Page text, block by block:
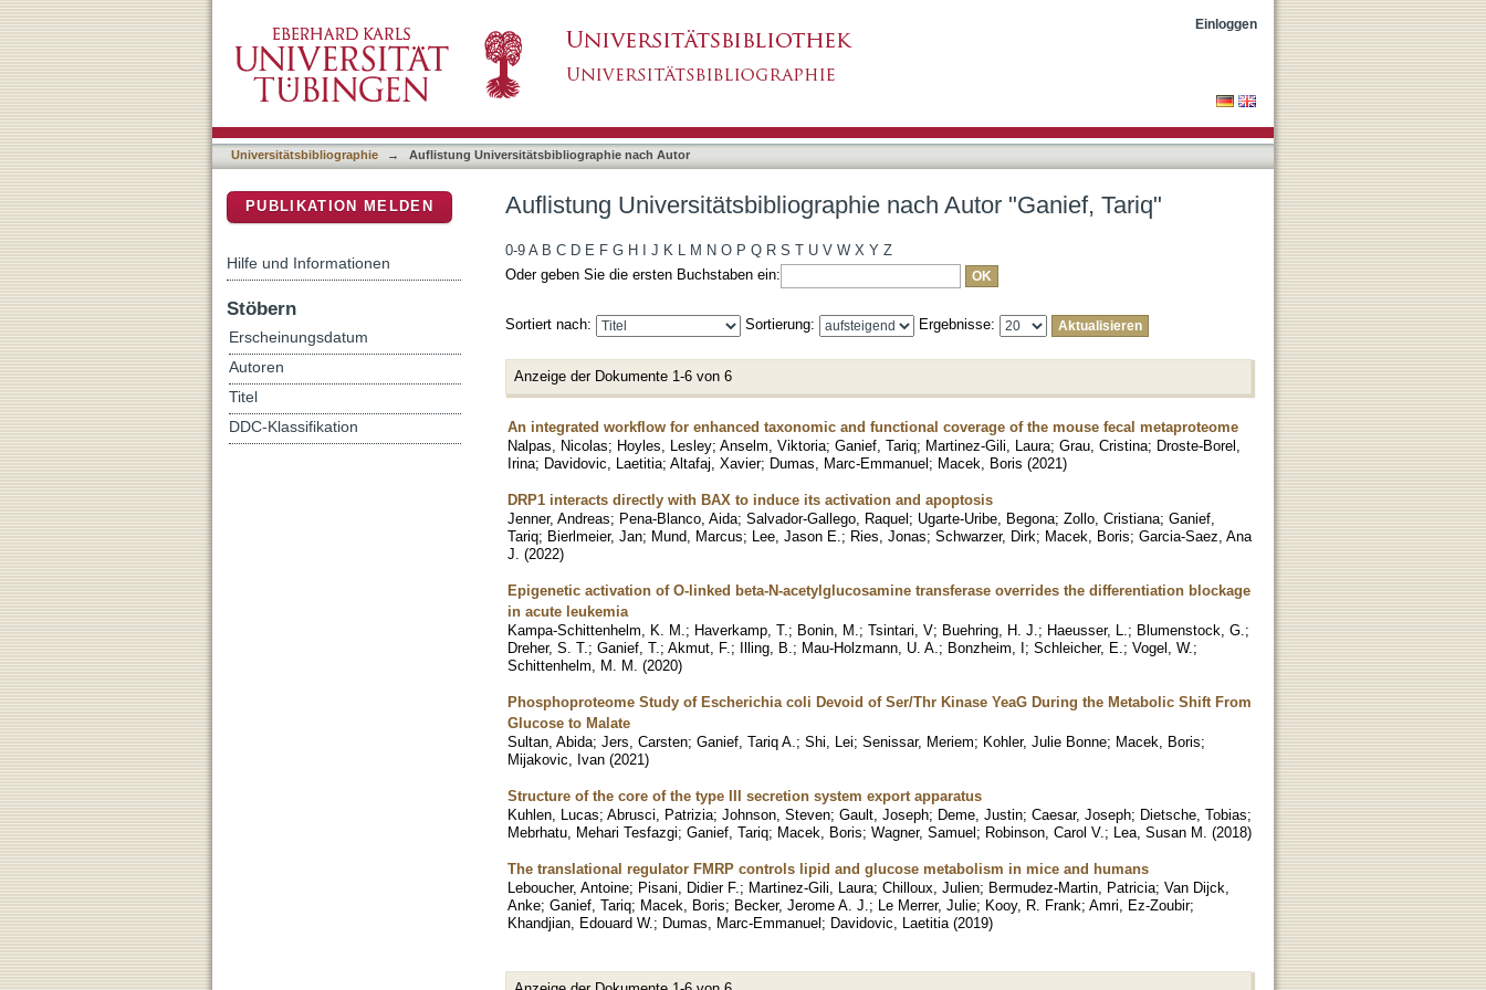
Einloggen
Universitätsbibliographie → Auflistung Universitätsbibliographie nach Autor
Auflistung Universitätsbibliographie nach Autor "Ganief, Tariq"
0-9 A B C D E F G H J K L M N O P Q R S T U V W X Y Z
Oder geben Sie die ersten Buchstaben ein:
Sortiert nach: Sortierung: Ergebnisse:
Anzeige der Dokumente 1-6 von 6
An integrated workflow for enhanced taxonomic and functional coverage of the mouse fecal metaproteome
Nalpas, Nicolas; Hoyles, Lesley; Anselm, Viktoria; Ganief, Tariq; Martinez-Gili, Laura; Grau, Cristina; Droste-Borel,
Irina; Davidovic, Laetitia; Altafaj, Xavier; Dumas, Marc-Emmanuel; Macek, Boris (2021)
DRP1 interacts directly with BAX to induce its activation and apoptosis
Jenner, Andreas; Pena-Blanco, Aida; Salvador-Gallego, Raquel; Ugarte-Uribe, Begona; Zollo, Cristiana; Ganief,
Tariq; Bierlmeier, Jan; Mund, Marcus; Lee, Jason E. ; Ries, Jonas; Schwarzer, Dirk; Macek, Boris; Garcia-Saez, Ana
J. (2022)
Epigenetic activation of O-linked beta-N-acetylglucosamine transferase overrides the differentiation blockage
in acute leukemia
Kampa-Schittenhelm, K. M. ; Haverkamp, T. ; Bonin, M. ; Tsintari, V; Buehring, H. J. ; Haeusser, L. ; Blumenstock, G. ;
Dreher, S. T. ; Ganief, T. ; Akmut, F. ; Illing, B. ; Mau-Holzmann, U. A. ; Bonzheim, I; Schleicher, E. ; Vogel, W. ;
Schittenhelm, M. M. (2020)
Phosphoproteome Study of Escherichia coli Devoid of Ser/Thr Kinase YeaG During the Metabolic Shift From
Glucose to Malate
Sultan, Abida; Jers, Carsten; Ganief, Tariq A. ; Shi, Lei; Senissar, Meriem; Kohler, Julie Bonne; Macek, Boris;
Mijakovic, Ivan (2021)
Structure of the core of the type III secretion system export apparatus
Kuhlen, Lucas; Abrusci, Patrizia; Johnson, Steven; Gault, Joseph; Deme, Justin; Caesar, Joseph; Dietsche, Tobias;
Mebrhatu, Mehari Tesfazgi; Ganief, Tariq; Macek, Boris; Wagner, Samuel; Robinson, Carol V. ; Lea, Susan M. (2018)
The translational regulator FMRP controls lipid and glucose metabolism in mice and humans
Leboucher, Antoine; Pisani, Didier F. ; Martinez-Gili, Laura; Chilloux, Julien; Bermudez-Martin, Patricia; Van Dijck,
Anke; Ganief, Tariq; Macek, Boris; Becker, Jerome A. J. ; Le Merrer, Julie; Kooy, R. Frank; Amri, Ez-Zoubir;
Khandjian, Edouard W. ; Dumas, Marc-Emmanuel; Davidovic, Laetitia (2019)
PUBLIKATION MELDEN
Hilfe und Informationen
Stöbern
Erscheinungsdatum
Autoren
Titel
DDC-Klassifikation